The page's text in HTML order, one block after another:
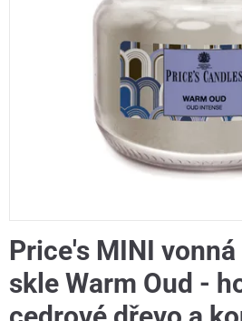
Price's MINI
skle Warm Oud -